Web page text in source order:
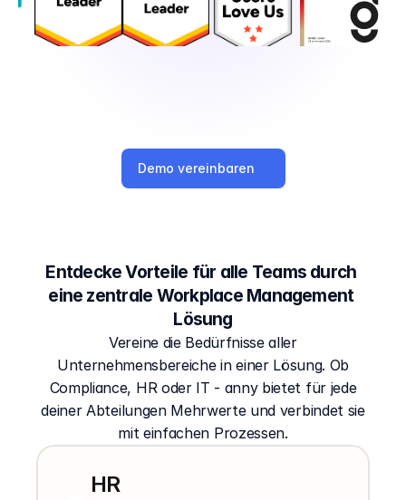
Demo vereinbaren
Entdecke Vorteile für alle Teams durch
eine zentrale Workplace Management
Lösung
Vereine die Bedürfnisse aller
Unternehmensbereiche in einer Lösung. Ob
Compliance, HR oder IT - anny bietet für jede
deiner Abteilungen Mehrwerte und verbindet sie
mit einfachen Prozessen.
HR